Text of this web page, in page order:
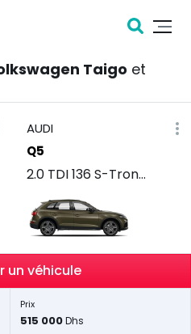
Taigo et
AUDI
Q5
2.0 TDI 136 S-Tronic Advanced
un véhicule
Prix
515 000Dhs